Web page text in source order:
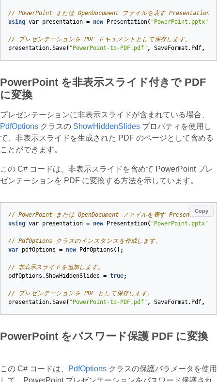
// PowerPoint または OpenDocument ファイルを表す Presentation ク
using var presentation = new Presentation( "PowerPoint.pptx"
// プレゼンテーションを PDF ドキュメントとして保存します。
presentation.Save( "PowerPoint-to-PDF.pdf" , SaveFormat . Pdf,
PowerPoint を非表示スライド付きで PDF
に変換
プレゼンテーションに非表示スライドが含まれている場合、
PdfOptions クラスの ShowHiddenSlides プロパティを使用し
て、非表示スライドを生成された PDF のページとして含める
ことができます。
この C# コードは、非表示スライドを含めて PowerPoint プレ
ゼンテーションを PDF に変換する方法を示しています。
Copy
// PowerPoint または OpenDocument ファイルを表す Presentation ク
using var presentation = new Presentation( "PowerPoint.pptx"
// PdfOptions クラスのインスタンスを作成します。
var pdfOptions = new PdfOptions ();
// 非表示スライドを追加します。
pdfOptions .ShowHiddenSlides = true;
// プレゼンテーションを PDF として保存します。
presentation.Save( "PowerPoint-to-PDF.pdf" , SaveFormat . Pdf,
PowerPoint をパスワード保護 PDF に変換
この C# コードは、 PdfOptions クラスの保護パラメータを使用